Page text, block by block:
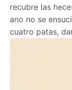
recubre las
ano no se
cuatro patas,